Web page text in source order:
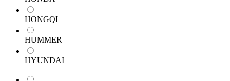
HONGQI
HUMMER
HYUNDAI